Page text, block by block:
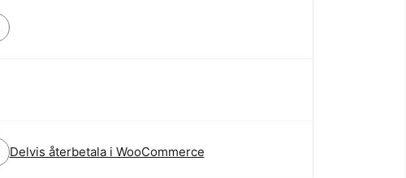
Delvis återbetala i WooCommerce